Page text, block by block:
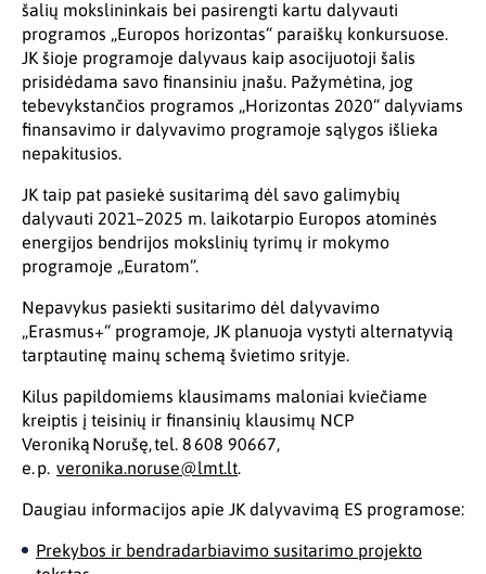
šalių mokslininkais bei pasirengti kartu dalyvauti
programos „Europos horizontas“ paraiškų konkursuose.
JK šioje programoje dalyvaus kaip asocijuotoji šalis
prisidėdama savo finansiniu įnašu. Pažymėtina, jog
tebevykstančios programos „Horizontas 2020“ dalyviams
finansavimo ir dalyvavimo programoje sąlygos išlieka
nepakitusios.
JK taip pat pasiekė susitarimą dėl savo galimybių
dalyvauti 2021–2025 m. laikotarpio Europos atominės
energijos bendrijos mokslinių tyrimų ir mokymo
programoje „Euratom”.
Nepavykus pasiekti susitarimo dėl dalyvavimo
„Erasmus+“ programoje, JK planuoja vystyti alternatyvią
tarptautinę mainų schemą švietimo srityje.
Kilus papildomiems klausimams maloniai kviečiame
kreiptis į teisinių ir finansinių klausimų NCP
Veroniką Norušę, tel. 8 608 90667,
e. p. veronika.noruse@lmt.lt.
Daugiau informacijos apie JK dalyvavimą ES programose:
Prekybos ir bendradarbiavimo susitarimo projekto